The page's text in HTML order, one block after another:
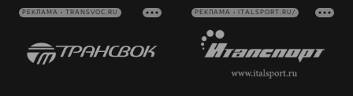
РЕКЛАМА • TRANSVOC.RU РЕКЛАМА • ITALSPORT.RU/